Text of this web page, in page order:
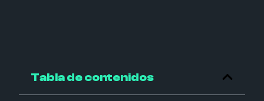
Tabla de contenidos